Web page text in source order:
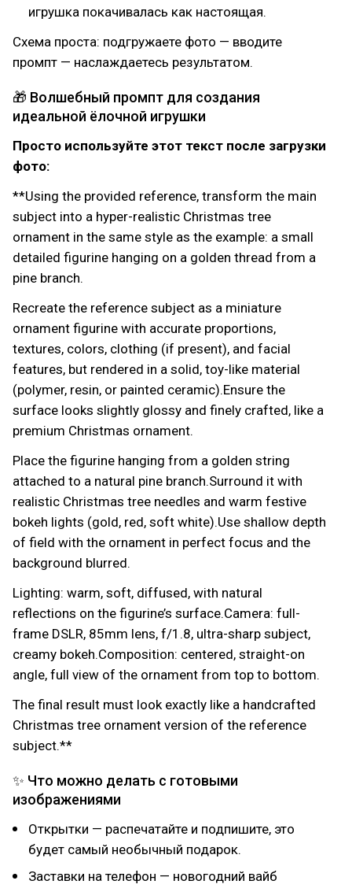
игрушка покачивалась как настоящая.
Схема проста: подгружаете фото — вводите
промпт — наслаждаетесь результатом.
🎁 Волшебный промпт для создания
идеальной ёлочной игрушки
Просто используйте этот текст после загрузки
фото:
**Using the provided reference, transform the main
subject into a hyper-realistic Christmas tree
ornament in the same style as the example: a small
detailed figurine hanging on a golden thread from a
pine branch.
Recreate the reference subject as a miniature
ornament figurine with accurate proportions,
textures, colors, clothing (if present), and facial
features, but rendered in a solid, toy-like material
(polymer, resin, or painted ceramic).Ensure the
surface looks slightly glossy and finely crafted, like a
premium Christmas ornament.
Place the figurine hanging from a golden string
attached to a natural pine branch.Surround it with
realistic Christmas tree needles and warm festive
bokeh lights (gold, red, soft white).Use shallow depth
of field with the ornament in perfect focus and the
background blurred.
Lighting: warm, soft, diffused, with natural
reflections on the figurine’s surface.Camera: full-
frame DSLR, 85mm lens, f/1.8, ultra-sharp subject,
creamy bokeh.Composition: centered, straight-on
angle, full view of the ornament from top to bottom.
The final result must look exactly like a handcrafted
Christmas tree ornament version of the reference
subject.**
✨ Что можно делать с готовыми
изображениями
Открытки — распечатайте и подпишите, это
будет самый необычный подарок.
Заставки на телефон — новогодний вайб